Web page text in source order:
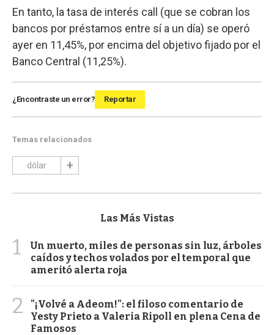
En tanto, la tasa de interés call (que se cobran los
bancos por préstamos entre sí a un día) se operó
ayer en 11,45%, por encima del objetivo fijado por el
Banco Central (11,25%).
¿Encontraste un error? Reportar
Temas relacionados
dólar
Las Más Vistas
1
Un muerto, miles de personas sin luz, árboles
caídos y techos volados por el temporal que
ameritó alerta roja
2
"¡Volvé a Adeom!": el filoso comentario de
Yesty Prieto a Valeria Ripoll en plena Cena de
Famosos